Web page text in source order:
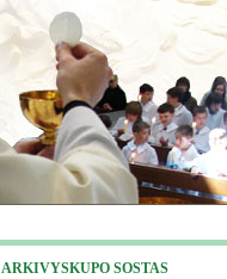
ARKIVYSKUPO SOSTAS